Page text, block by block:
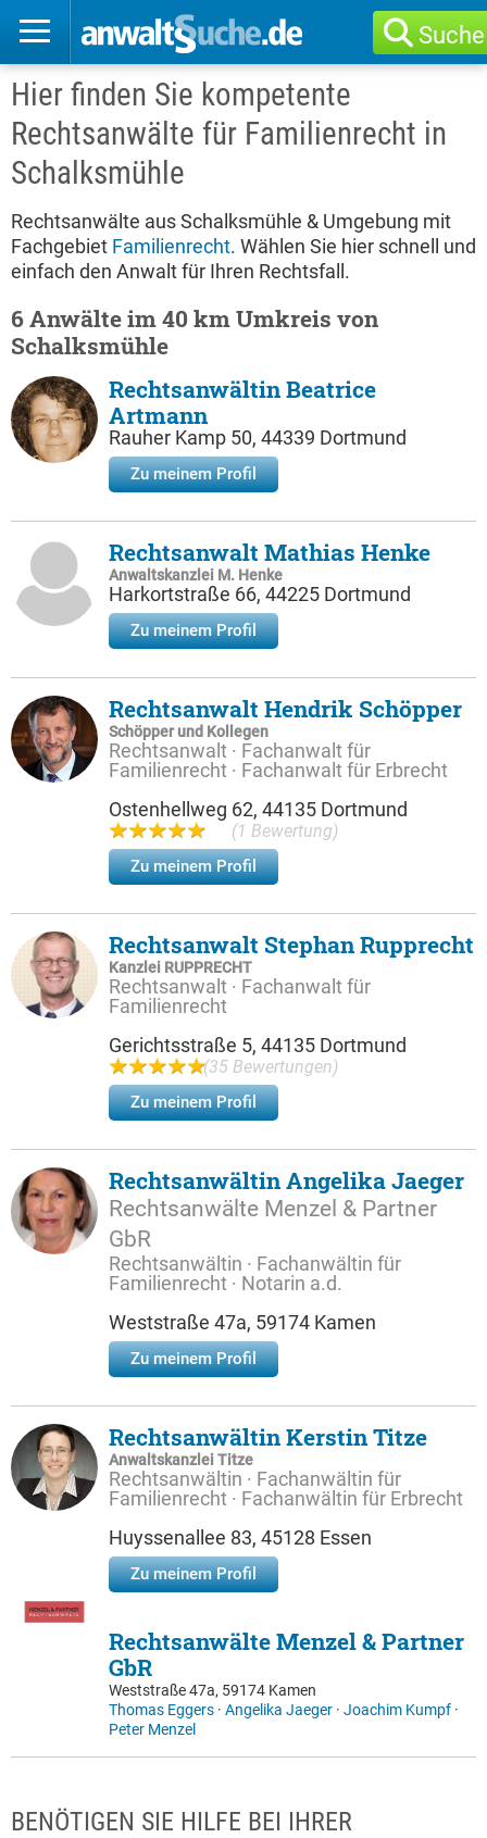
Suche
Hier finden Sie kompetente
Rechtsanwälte für Familienrecht in
Schalksmühle
Rechtsanwälte aus Schalksmühle & Umgebung mit
Fachgebiet Familienrecht. Wählen Sie hier schnell und
einfach den Anwalt für Ihren Rechtsfall.
6 Anwälte im 40 km Umkreis von
Schalksmühle
Rechtsanwältin Beatrice
Artmann
Rauher Kamp 50, 44339 Dortmund
Zu meinem Profil
Rechtsanwalt Mathias Henke
Anwaltskanzlei M. Henke
Harkortstraße 66, 44225 Dortmund
Zu meinem Profil
Rechtsanwalt Hendrik Schöpper
Schöpper und Kollegen
Rechtsanwalt · Fachanwalt für
Familienrecht · Fachanwalt für Erbrecht
Ostenhellweg 62, 44135 Dortmund
(1 Bewertung)
Zu meinem Profil
Rechtsanwalt Stephan Rupprecht
Kanzlei RUPPRECHT
Rechtsanwalt · Fachanwalt für
Familienrecht
Gerichtsstraße 5, 44135 Dortmund
(35 Bewertungen)
Zu meinem Profil
Rechtsanwältin Angelika Jaeger
Rechtsanwälte Menzel & Partner
GbR
Rechtsanwältin · Fachanwältin für
Familienrecht · Notarin a.d.
Weststraße 47a, 59174 Kamen
Zu meinem Profil
Rechtsanwältin Kerstin Titze
Anwaltskanzlei Titze
Rechtsanwältin · Fachanwältin für
Familienrecht · Fachanwältin für Erbrecht
Huyssenallee 83, 45128 Essen
Zu meinem Profil
Rechtsanwälte Menzel & Partner
GbR
Weststraße 47a, 59174 Kamen
Thomas Eggers · Angelika Jaeger · Joachim Kumpf ·
Peter Menzel
BENÖTIGEN SIE HILFE BEI IHRER